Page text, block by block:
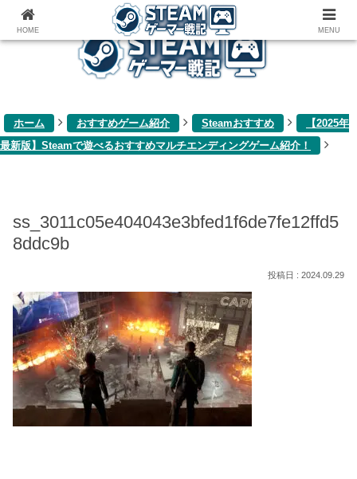
ゲーム関連雑記ブログ
ホーム おすすめゲーム紹介 Steamおすすめ
【2025年
最新版】Steamで遊べるおすすめマルチエンディングゲーム紹介！
ss_3011c05e404043e3bfed1f6de7fe12ffd5
8ddc9b
2024.09.29
HOME MENU